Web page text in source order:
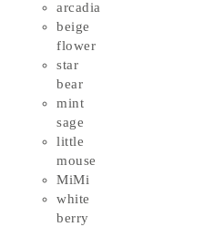
arcadia
beige
flower
star
bear
mint
sage
little
mouse
MiMi
white
berry